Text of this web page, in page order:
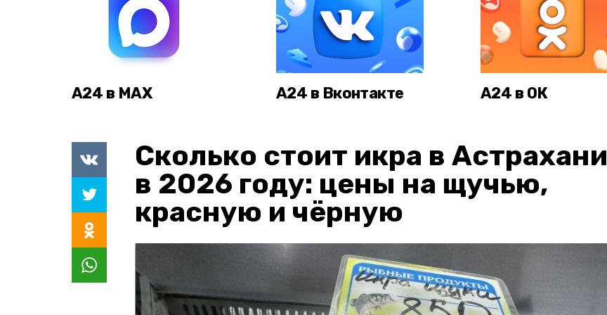
А24 в MAX А24 в Вконтакте А24 в ОК
Сколько стоит икра в Астрахани
в 2026 году: цены на щучью,
красную и чёрную